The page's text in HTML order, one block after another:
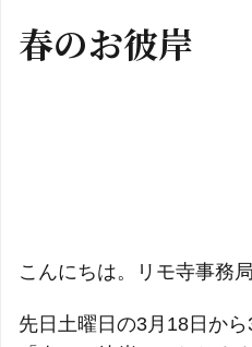
春のお彼岸
こんにちは。リモ寺事務局
先日土曜日の3月18日か